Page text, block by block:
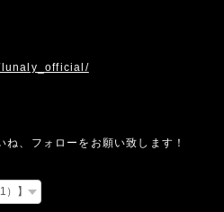
lunaly_official/
、フォローをお願い致します！